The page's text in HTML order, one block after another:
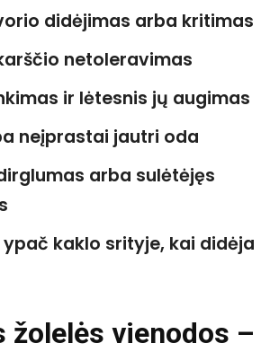
didėjimas arba kritimas
netoleravimas
ir lėtesnis jų augimas
neįprastai jautri oda
arba sulėtėjęs
ypač kaklo srityje, kai didėja
žolelės vienodos –